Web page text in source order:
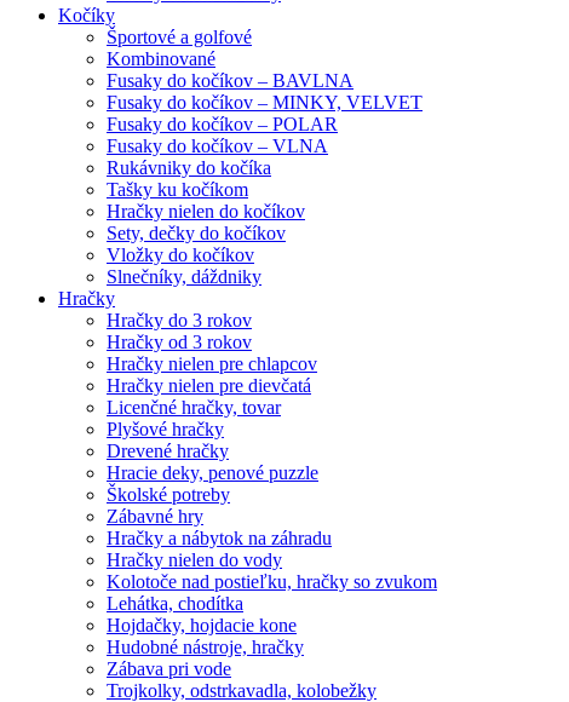
Kočíky
Športové a golfové
Kombinované
Fusaky do kočíkov – BAVLNA
Fusaky do kočíkov – MINKY, VELVET
Fusaky do kočíkov – POLAR
Fusaky do kočíkov – VLNA
Rukávniky do kočíka
Tašky ku kočíkom
Hračky nielen do kočíkov
Sety, dečky do kočíkov
Vložky do kočíkov
Slnečníky, dáždniky
Hračky
Hračky do 3 rokov
Hračky od 3 rokov
Hračky nielen pre chlapcov
Hračky nielen pre dievčatá
Licenčné hračky, tovar
Plyšové hračky
Drevené hračky
Hracie deky, penové puzzle
Školské potreby
Zábavné hry
Hračky a nábytok na záhradu
Hračky nielen do vody
Kolotoče nad postieľku, hračky so zvukom
Lehátka, chodítka
Hojdačky, hojdacie kone
Hudobné nástroje, hračky
Zábava pri vode
Trojkolky, odstrkavadla, kolobežky